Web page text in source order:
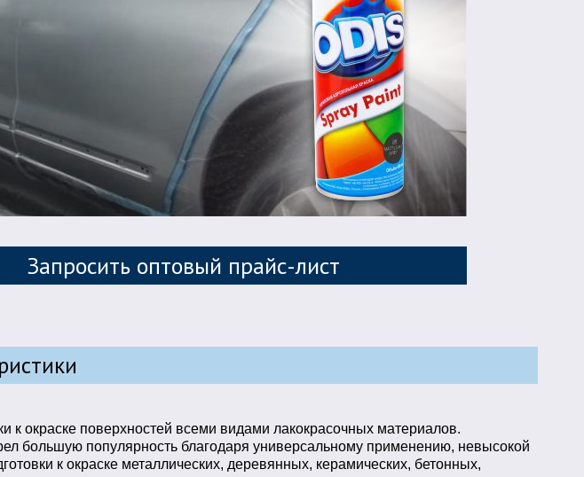
Запросить оптовый прайс-лист
к окраске поверхностей всеми видами лакокрасочных материалов.
большую популярность благодаря универсальному применению, невысокой
к окраске металлических, деревянных, керамических, бетонных,